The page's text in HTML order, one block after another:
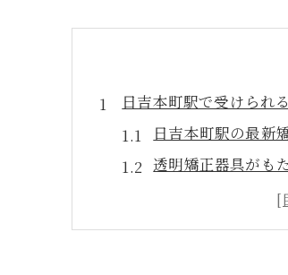
日吉本町駅で受けられ
日吉本町駅の最新
透明矯正器具がも
日吉本町駅での矯
理想の笑顔を作る